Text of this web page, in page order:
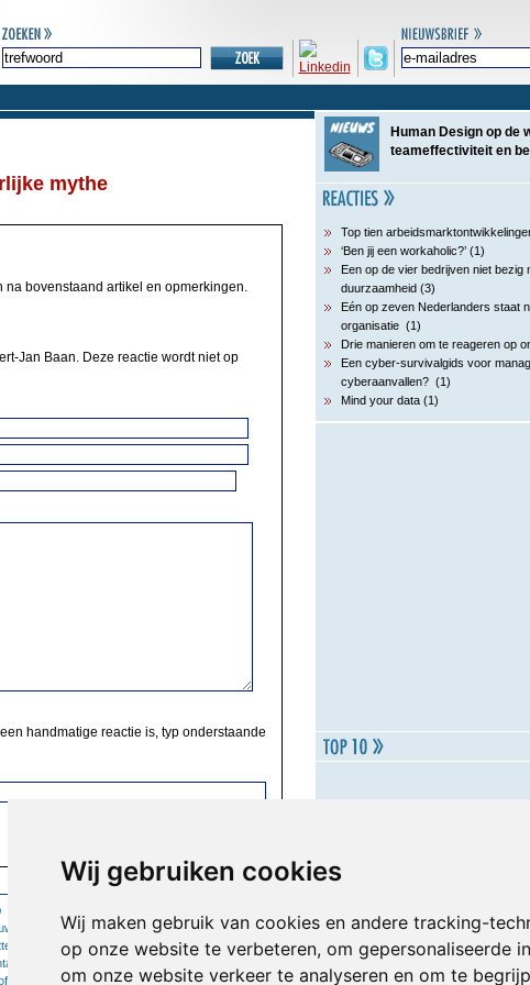
Wij gebruiken cookies
Wij maken gebruik van cookies en andere tracking-
op onze website te verbeteren, om gepersonaliseerde
om onze website verkeer te analyseren en om te
mythe
na bovenstaand artikel en opmerkingen.
Jan Baan. Deze reactie wordt niet op
handmatige reactie is, typ onderstaande
Human Design op de
teameffectiviteit en
Top tien
‘Ben jij een workaholic?’ (1)
Een op de vier bedrijven niet bezig
duurzaamheid (3)
Eén op zeven Nederlanders staat
organisatie (1)
Drie manieren om te reageren op
Een cyber-survivalgids voor
cyberaanvallen? (1)
Mind your data (1)
Inloggen